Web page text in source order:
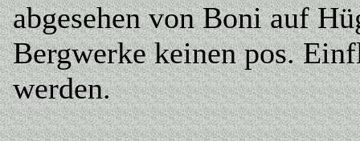
abgesehen von Boni auf
Bergwerke keinen pos.
werden.